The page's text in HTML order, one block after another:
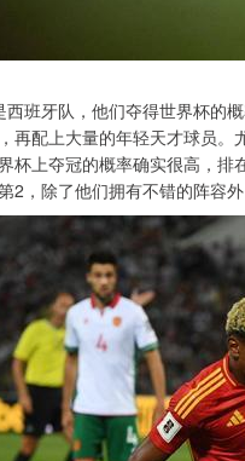
西班牙队，他们夺得世界杯的
再配上大量的年轻天才球员
杯上夺冠的概率确实很高，
2，除了他们拥有不错的阵容